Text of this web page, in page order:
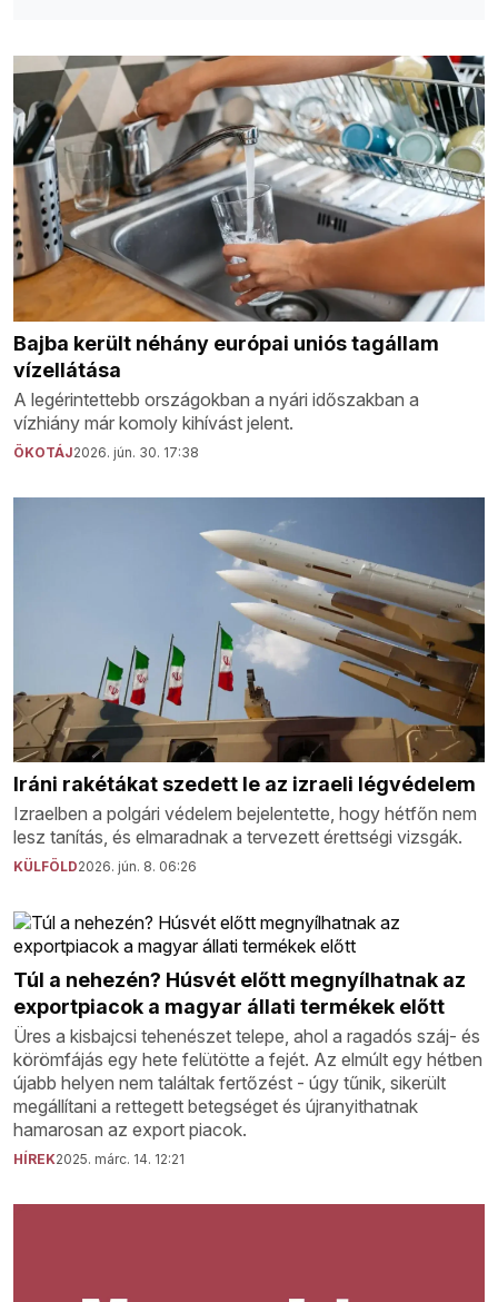
Bajba került néhány európai uniós tagállam
vízellátása
A legérintettebb országokban a nyári időszakban a
vízhiány már komoly kihívást jelent.
ÖKOTÁJ2026. jún. 30. 17:38
Iráni rakétákat szedett le az izraeli légvédelem
Izraelben a polgári védelem bejelentette, hogy hétfőn nem
lesz tanítás, és elmaradnak a tervezett érettségi vizsgák.
KÜLFÖLD2026. jún. 8. 06:26
Túl a nehezén? Húsvét előtt megnyílhatnak az
exportpiacok a magyar állati termékek előtt
Üres a kisbajcsi tehenészet telepe, ahol a ragadós száj- és
körömfájás egy hete felütötte a fejét. Az elmúlt egy hétben
újabb helyen nem találtak fertőzést - úgy tűnik, sikerült
megállítani a rettegett betegséget és újranyithatnak
hamarosan az export piacok.
HÍREK2025. márc. 14. 12:21